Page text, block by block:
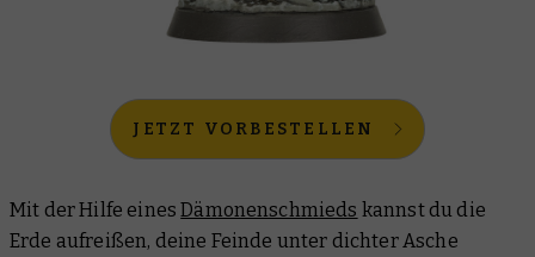
JETZT VORBESTELLEN
Mit der Hilfe einesDämonenschmieds kannst du die
Erde aufreißen, deine Feinde unter dichter Asche